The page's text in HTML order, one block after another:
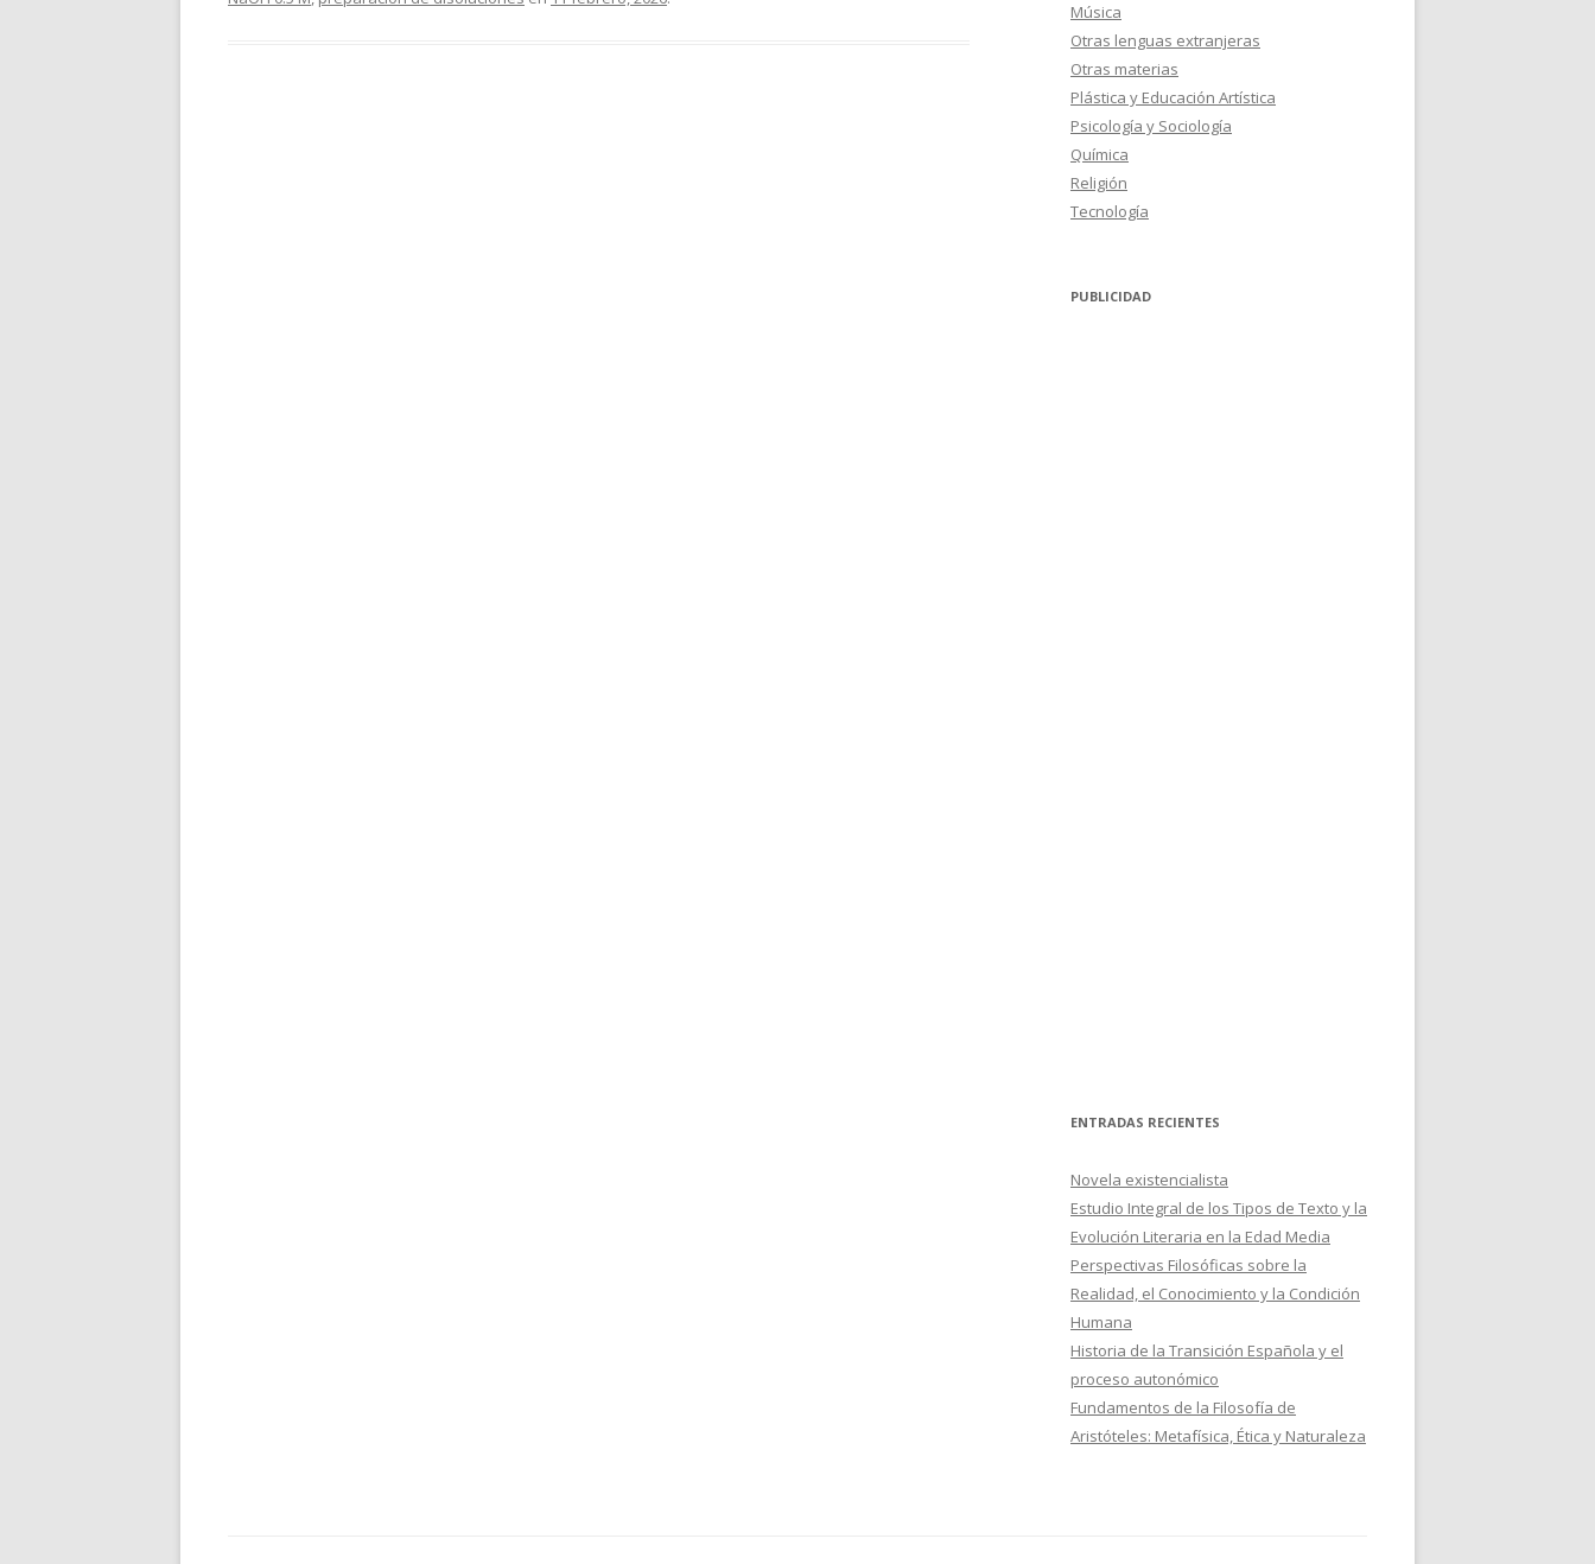
Música
Otras lenguas extranjeras
Otras materias
Plástica y Educación Artística
Psicología y Sociología
Química
Religión
Tecnología
PUBLICIDAD
ENTRADAS RECIENTES
Novela existencialista
Estudio Integral de los Tipos de Texto y la
Evolución Literaria en la Edad Media
Perspectivas Filosóficas sobre la
Realidad, el Conocimiento y la Condición
Humana
Historia de la Transición Española y el
proceso autonómico
Fundamentos de la Filosofía de
Aristóteles: Metafísica, Ética y Naturaleza